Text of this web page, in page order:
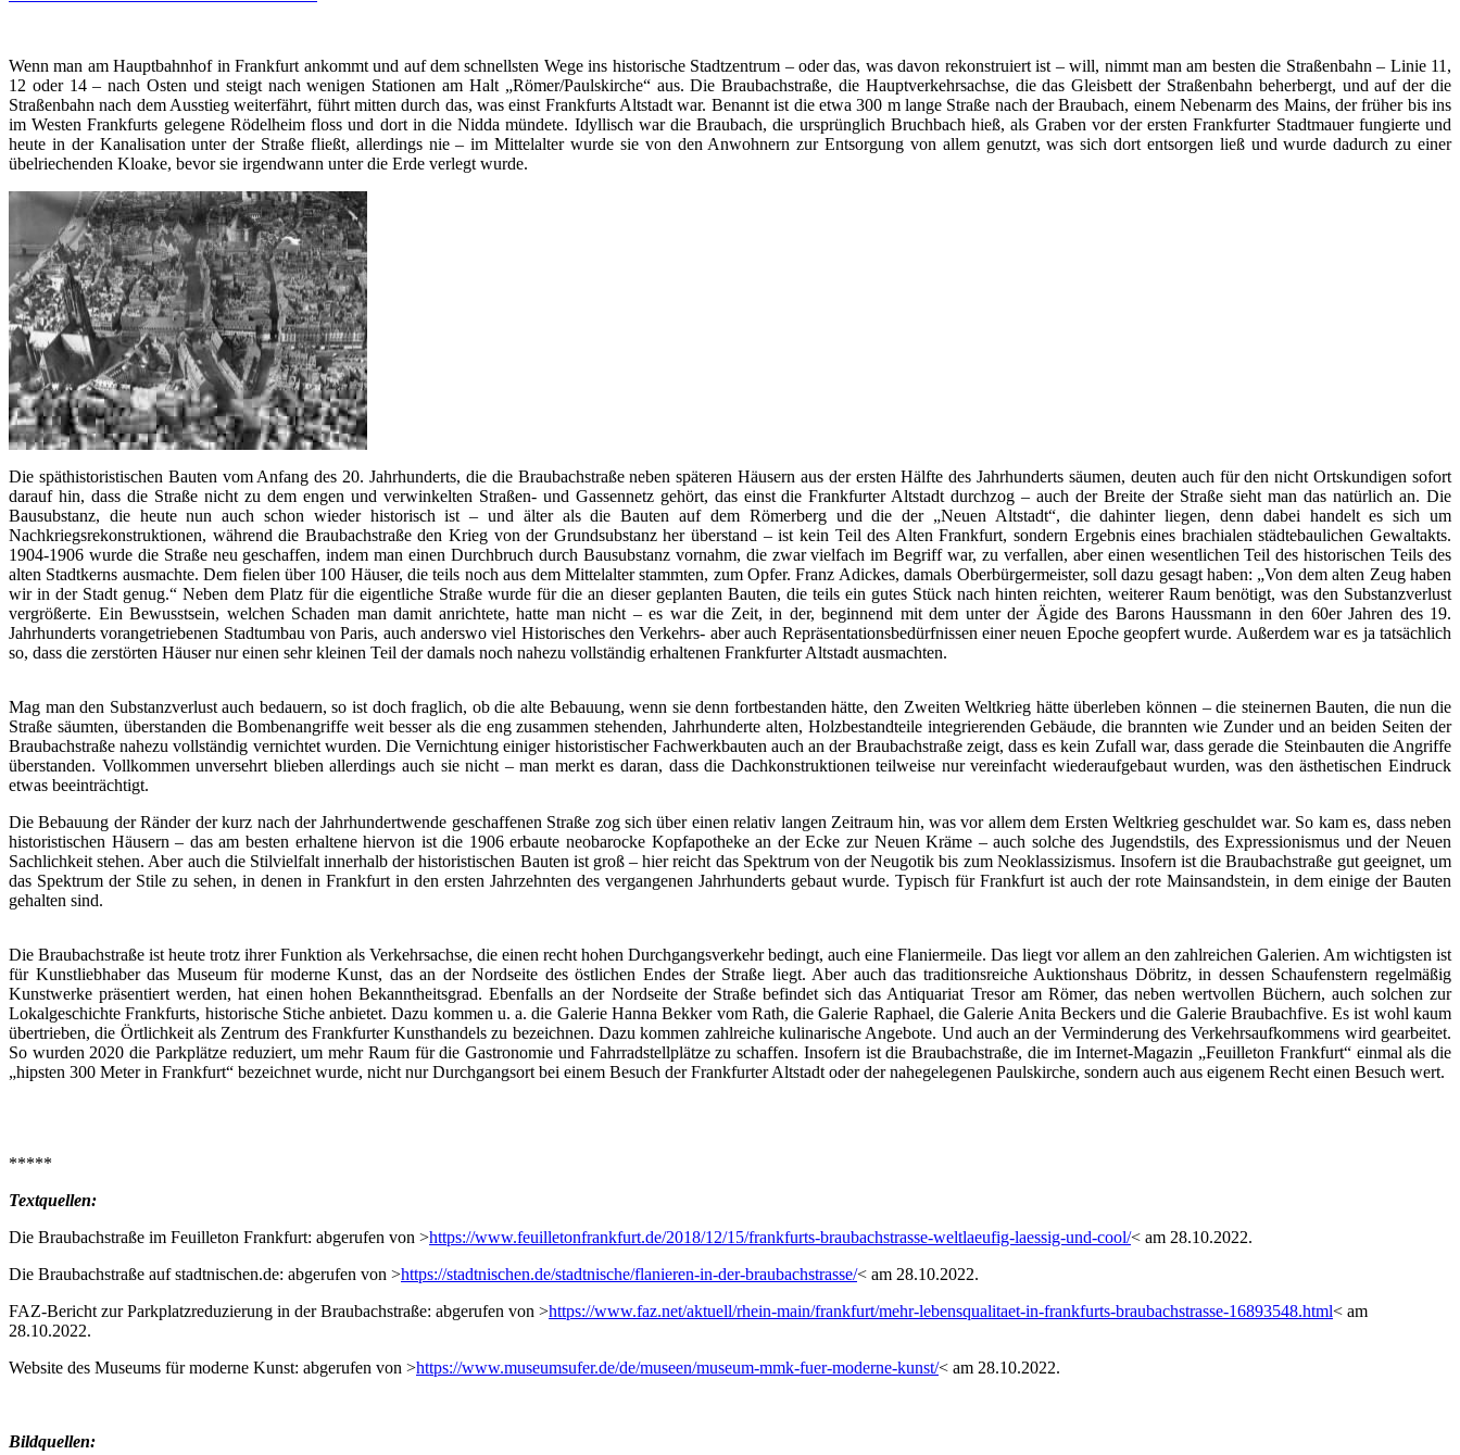
Wenn man am Hauptbahnhof in Frankfurt ankommt und auf dem schnellsten Wege ins historische Stadtzentrum – oder das, was davon rekonstruiert ist – will, nimmt man am besten die Straßenbahn – Linie 11,
12 oder 14 – nach Osten und steigt nach wenigen Stationen am Halt „Römer/Paulskirche“ aus. Die Braubachstraße, die Hauptverkehrsachse, die das Gleisbett der Straßenbahn beherbergt, und auf der die
Straßenbahn nach dem Ausstieg weiterfährt, führt mitten durch das, was einst Frankfurts Altstadt war. Benannt ist die etwa 300 m lange Straße nach der Braubach, einem Nebenarm des Mains, der früher bis ins
im Westen Frankfurts gelegene Rödelheim floss und dort in die Nidda mündete. Idyllisch war die Braubach, die ursprünglich Bruchbach hieß, als Graben vor der ersten Frankfurter Stadtmauer fungierte und
heute in der Kanalisation unter der Straße fließt, allerdings nie – im Mittelalter wurde sie von den Anwohnern zur Entsorgung von allem genutzt, was sich dort entsorgen ließ und wurde dadurch zu einer
übelriechenden Kloake, bevor sie irgendwann unter die Erde verlegt wurde.
Die späthistoristischen Bauten vom Anfang des 20. Jahrhunderts, die die Braubachstraße neben späteren Häusern aus der ersten Hälfte des Jahrhunderts säumen, deuten auch für den nicht Ortskundigen sofort
darauf hin, dass die Straße nicht zu dem engen und verwinkelten Straßen- und Gassennetz gehört, das einst die Frankfurter Altstadt durchzog – auch der Breite der Straße sieht man das natürlich an. Die
Bausubstanz, die heute nun auch schon wieder historisch ist – und älter als die Bauten auf dem Römerberg und die der „Neuen Altstadt“, die dahinter liegen, denn dabei handelt es sich um
Nachkriegsrekonstruktionen, während die Braubachstraße den Krieg von der Grundsubstanz her überstand – ist kein Teil des Alten Frankfurt, sondern Ergebnis eines brachialen städtebaulichen Gewaltakts.
1904-1906 wurde die Straße neu geschaffen, indem man einen Durchbruch durch Bausubstanz vornahm, die zwar vielfach im Begriff war, zu verfallen, aber einen wesentlichen Teil des historischen Teils des
alten Stadtkerns ausmachte. Dem fielen über 100 Häuser, die teils noch aus dem Mittelalter stammten, zum Opfer. Franz Adickes, damals Oberbürgermeister, soll dazu gesagt haben: „Von dem alten Zeug haben
wir in der Stadt genug.“ Neben dem Platz für die eigentliche Straße wurde für die an dieser geplanten Bauten, die teils ein gutes Stück nach hinten reichten, weiterer Raum benötigt, was den Substanzverlust
vergrößerte. Ein Bewusstsein, welchen Schaden man damit anrichtete, hatte man nicht – es war die Zeit, in der, beginnend mit dem unter der Ägide des Barons Haussmann in den 60er Jahren des 19.
Jahrhunderts vorangetriebenen Stadtumbau von Paris, auch anderswo viel Historisches den Verkehrs- aber auch Repräsentationsbedürfnissen einer neuen Epoche geopfert wurde. Außerdem war es ja tatsächlich
so, dass die zerstörten Häuser nur einen sehr kleinen Teil der damals noch nahezu vollständig erhaltenen Frankfurter Altstadt ausmachten.
Mag man den Substanzverlust auch bedauern, so ist doch fraglich, ob die alte Bebauung, wenn sie denn fortbestanden hätte, den Zweiten Weltkrieg hätte überleben können – die steinernen Bauten, die nun die
Straße säumten, überstanden die Bombenangriffe weit besser als die eng zusammen stehenden, Jahrhunderte alten, Holzbestandteile integrierenden Gebäude, die brannten wie Zunder und an beiden Seiten der
Braubachstraße nahezu vollständig vernichtet wurden. Die Vernichtung einiger historistischer Fachwerkbauten auch an der Braubachstraße zeigt, dass es kein Zufall war, dass gerade die Steinbauten die Angriffe
überstanden. Vollkommen unversehrt blieben allerdings auch sie nicht – man merkt es daran, dass die Dachkonstruktionen teilweise nur vereinfacht wiederaufgebaut wurden, was den ästhetischen Eindruck
etwas beeinträchtigt.
Die Bebauung der Ränder der kurz nach der Jahrhundertwende geschaffenen Straße zog sich über einen relativ langen Zeitraum hin, was vor allem dem Ersten Weltkrieg geschuldet war. So kam es, dass neben
historistischen Häusern – das am besten erhaltene hiervon ist die 1906 erbaute neobarocke Kopfapotheke an der Ecke zur Neuen Kräme – auch solche des Jugendstils, des Expressionismus und der Neuen
Sachlichkeit stehen. Aber auch die Stilvielfalt innerhalb der historistischen Bauten ist groß – hier reicht das Spektrum von der Neugotik bis zum Neoklassizismus. Insofern ist die Braubachstraße gut geeignet, um
das Spektrum der Stile zu sehen, in denen in Frankfurt in den ersten Jahrzehnten des vergangenen Jahrhunderts gebaut wurde. Typisch für Frankfurt ist auch der rote Mainsandstein, in dem einige der Bauten
gehalten sind.
Die Braubachstraße ist heute trotz ihrer Funktion als Verkehrsachse, die einen recht hohen Durchgangsverkehr bedingt, auch eine Flaniermeile. Das liegt vor allem an den zahlreichen Galerien. Am wichtigsten ist
für Kunstliebhaber das Museum für moderne Kunst, das an der Nordseite des östlichen Endes der Straße liegt. Aber auch das traditionsreiche Auktionshaus Döbritz, in dessen Schaufenstern regelmäßig
Kunstwerke präsentiert werden, hat einen hohen Bekanntheitsgrad. Ebenfalls an der Nordseite der Straße befindet sich das Antiquariat Tresor am Römer, das neben wertvollen Büchern, auch solchen zur
Lokalgeschichte Frankfurts, historische Stiche anbietet. Dazu kommen u. a. die Galerie Hanna Bekker vom Rath, die Galerie Raphael, die Galerie Anita Beckers und die Galerie Braubachfive. Es ist wohl kaum
übertrieben, die Örtlichkeit als Zentrum des Frankfurter Kunsthandels zu bezeichnen. Dazu kommen zahlreiche kulinarische Angebote. Und auch an der Verminderung des Verkehrsaufkommens wird gearbeitet.
So wurden 2020 die Parkplätze reduziert, um mehr Raum für die Gastronomie und Fahrradstellplätze zu schaffen. Insofern ist die Braubachstraße, die im Internet-Magazin „Feuilleton Frankfurt“ einmal als die
„hipsten 300 Meter in Frankfurt“ bezeichnet wurde, nicht nur Durchgangsort bei einem Besuch der Frankfurter Altstadt oder der nahegelegenen Paulskirche, sondern auch aus eigenem Recht einen Besuch wert.
*****
Textquellen:
Die Braubachstraße im Feuilleton Frankfurt: abgerufen von >https://www.feuilletonfrankfurt.de/2018/12/15/frankfurts-braubachstrasse-weltlaeufig-laessig-und-cool/< am 28.10.2022.
Die Braubachstraße auf stadtnischen.de: abgerufen von >https://stadtnischen.de/stadtnische/flanieren-in-der-braubachstrasse/< am 28.10.2022.
FAZ-Bericht zur Parkplatzreduzierung in der Braubachstraße: abgerufen von >https://www.faz.net/aktuell/rhein-main/frankfurt/mehr-lebensqualitaet-in-frankfurts-braubachstrasse-16893548.html< am
28.10.2022.
Website des Museums für moderne Kunst: abgerufen von >https://www.museumsufer.de/de/museen/museum-mmk-fuer-moderne-kunst/< am 28.10.2022.
Bildquellen: